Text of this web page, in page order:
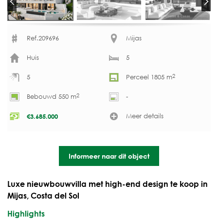
Ref.209696 Mijas
Huis 5
5 Perceel 1805 m2
Bebouwd 550 m2 -
€3.685.000 Meer details
Informeer naar dit object
Luxe nieuwbouwvilla met high-end design te koop in
Mijas, Costa del Sol
Highlights